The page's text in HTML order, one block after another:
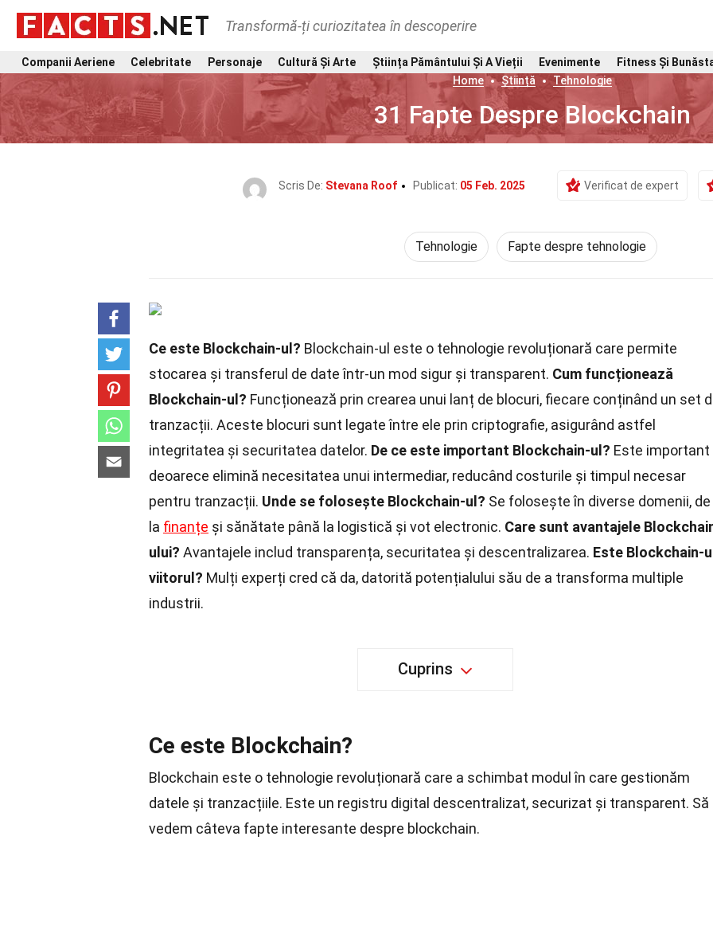
Transformă-ți curiozitatea în descoperire
Companii Aeriene Celebritate Personaje Cultură Și Arte Știința Pământului Și A Vieții Evenimente
Fitness Și
Home
Știință Tehnologie
31 Fapte Despre Blockchain
Scris De: Stevana Roof Publicat: 05 Feb. 2025 Verificat de expert
Tehnologie Fapte despre tehnologie
Ce este Blockchain-ul? Blockchain-ul este o tehnologie revoluționară care permite
stocarea și transferul de date într-un mod sigur și transparent. Cum funcționează
Blockchain-ul? Funcționează prin crearea unui lanț de blocuri, fiecare conținând un set
tranzacții. Aceste blocuri sunt legate între ele prin criptografie, asigurând astfel
integritatea și securitatea datelor. De ce este important Blockchain-ul? Este important
deoarece elimină necesitatea unui intermediar, reducând costurile și timpul necesar
pentru tranzacții. Unde se folosește Blockchain-ul? Se folosește în diverse domenii, de
la finanțe și sănătate până la logistică și vot electronic. Care sunt avantajele
ului? Avantajele includ transparența, securitatea și descentralizarea. Este Blockchain-
viitorul? Mulți experți cred că da, datorită potențialului său de a transforma multiple
industrii.
Cuprins
Ce este Blockchain?
Blockchain este o tehnologie revoluționară care a schimbat modul în care gestionăm
datele și tranzacțiile. Este un registru digital descentralizat, securizat și transparent. Să
vedem câteva fapte interesante despre blockchain.